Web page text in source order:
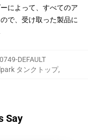
によって、すべてのア
で、受け取った製品に
DEFAULT
タンクトップ,
Say